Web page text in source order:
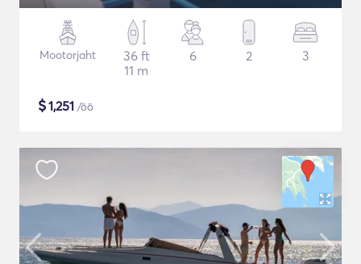
Mootorjaht
36 ft
11 m
6 2 3
$1,251 /öö